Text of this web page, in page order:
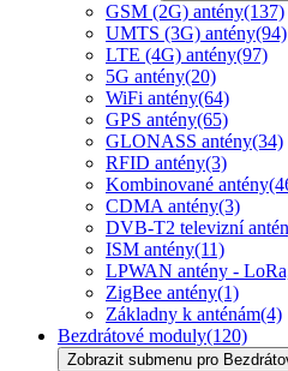
GSM (2G) antény(137)
UMTS (3G) antény(94)
LTE (4G) antény(97)
5G antény(20)
WiFi antény(64)
GPS antény(65)
GLONASS antény(34)
RFID antény(3)
Kombinované antény
CDMA antény(3)
DVB-T2 televizní
ISM antény(11)
LPWAN antény -
ZigBee antény(1)
Základny k anténám(4)
Bezdrátové moduly(120)
Zobrazit submenu pro